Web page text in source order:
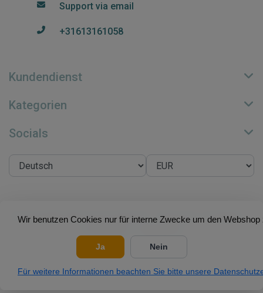
Wir benutzen Cookies nur für interne Zwecke um den
Ja Nein
Für weitere Informationen beachten Sie bitte unsere
Support via email
+31613161058
Kundendienst
Kategorien
Socials
© Copyright 2026 Su.B Collection - Theme by Frontlabel -